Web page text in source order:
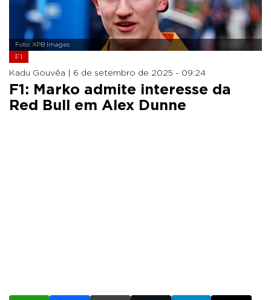
Foto: XPB Images
F1
Kadu Gouvêa | 6 de setembro de 2025 - 09:24
F1: Marko admite interesse da
Red Bull em Alex Dunne